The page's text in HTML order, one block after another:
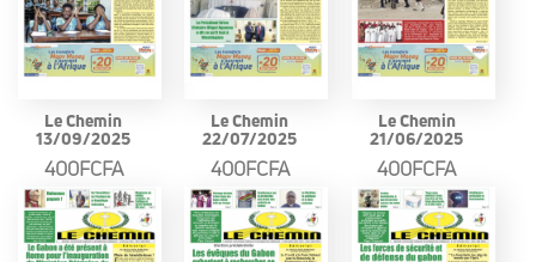
Le Chemin
13/09/2025
400FCFA
Le Chemin
22/07/2025
400FCFA
Le Chemin
21/06/2025
400FCFA